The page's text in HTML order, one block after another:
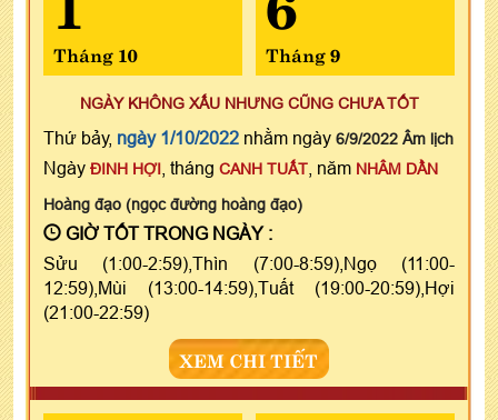
Tháng 10 Tháng 9
NGÀY KHÔNG XẤU NHƯNG CŨNG CHƯA TỐT
Thứ bảy, ngày 1/10/2022 nhằm ngày 6/9/2022 Âm lịch
Ngày ĐINH HỢI , tháng CANH TUẤT , năm NHÂM DẦN
Hoàng đạo (ngọc đường hoàng đạo)
GIỜ TỐT TRONG NGÀY :
Sửu (1:00-2:59),Thìn (7:00-8:59),Ngọ (11:00-
12:59),Mùi (13:00-14:59),Tuất (19:00-20:59),Hợi
(21:00-22:59)
XEM CHI TIẾT